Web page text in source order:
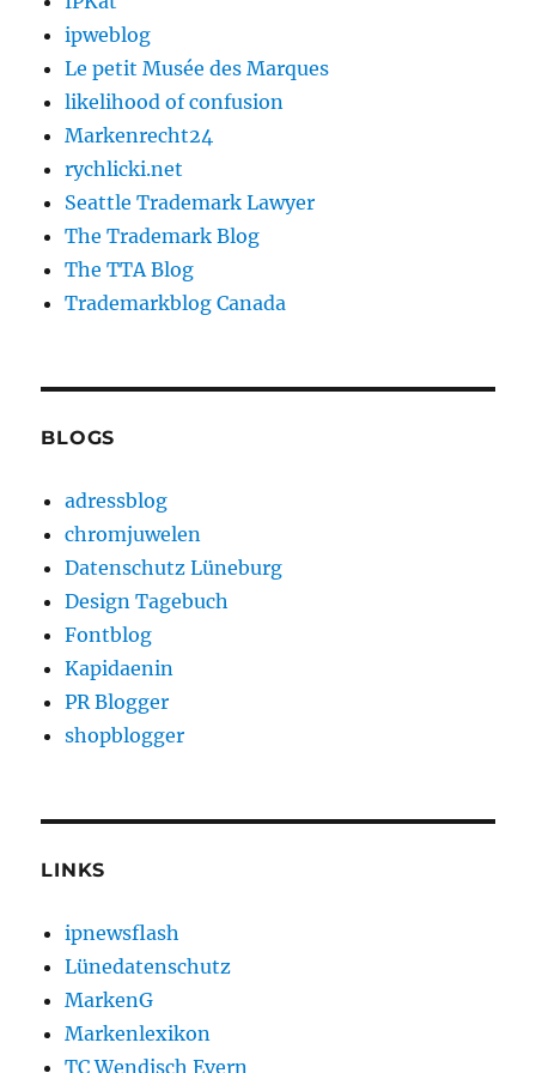
ipweblog
Le petit Musée des Marques
likelihood of confusion
Markenrecht24
rychlicki.net
Seattle Trademark Lawyer
The Trademark Blog
The TTA Blog
Trademarkblog Canada
BLOGS
adressblog
chromjuwelen
Datenschutz Lüneburg
Design Tagebuch
Fontblog
Kapidaenin
PR Blogger
shopblogger
LINKS
ipnewsflash
Lünedatenschutz
MarkenG
Markenlexikon
TC Wendisch Evern